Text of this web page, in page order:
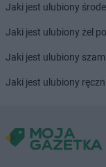
Biedronka Borki
Biedronka Borne
Biedronka Borówiec
Biedronka Braniewo
Biedronka Brodnica
Jaki jest ulubiony
Jaki jest ulubiony żel
Jaki jest ulubiony
Jaki jest ulubiony